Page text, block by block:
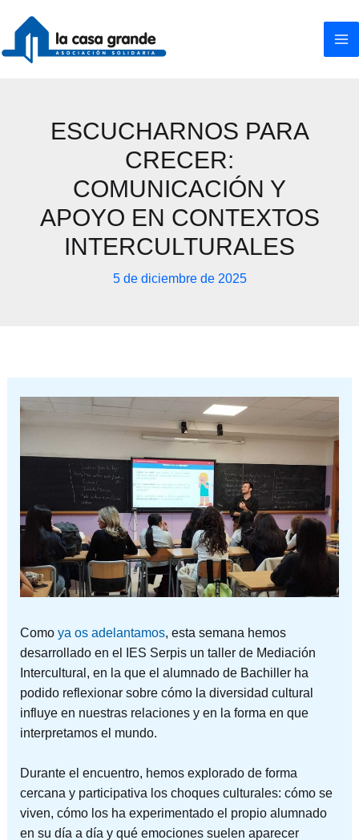
contenido
ESCUCHARNOS PARA
CRECER:
COMUNICACIÓN Y
APOYO EN CONTEXTOS
INTERCULTURALES
5 de diciembre de 2025
Comoya os adelantamos, esta semana hemos
desarrollado en el IES Serpis un taller de Mediación
Intercultural, en la que el alumnado de Bachiller ha
podido reflexionar sobre cómo la diversidad cultural
influye en nuestras relaciones y en la forma en que
interpretamos el mundo.
Durante el encuentro, hemos explorado de forma
cercana y participativa los choques culturales: cómo se
viven, cómo los ha experimentado el propio alumnado
en su día a día y qué emociones suelen aparecer